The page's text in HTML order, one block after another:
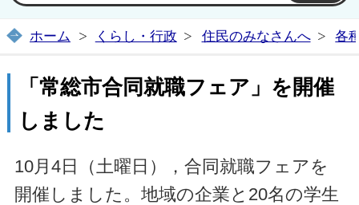
ホーム くらし・行政 住民のみなさんへ 各
「常総市合同就職フェア」を開催
しました
10月4日（土曜日），合同就職フェアを
開催しました。地域の企業と20名の学生